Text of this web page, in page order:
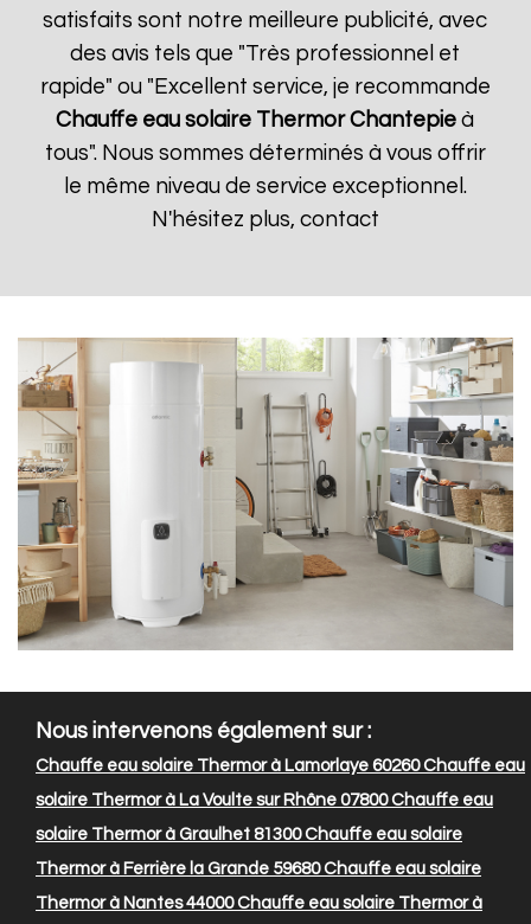
satisfaits sont notre meilleure publicité, avec
des avis tels que "Très professionnel et
rapide" ou "Excellent service, je recommande
Chauffe eau solaire Thermor Chantepie à
tous". Nous sommes déterminés à vous offrir
le même niveau de service exceptionnel.
N'hésitez plus, contact
Nous intervenons également sur :
Chauffe eau solaire Thermor à Lamorlaye 60260Chauffe eau
solaire Thermor à La Voulte sur Rhône 07800Chauffe eau
solaire Thermor à Graulhet 81300Chauffe eau solaire
Thermor à Ferrière la Grande 59680Chauffe eau solaire
Thermor à Nantes 44000Chauffe eau solaire Thermor à